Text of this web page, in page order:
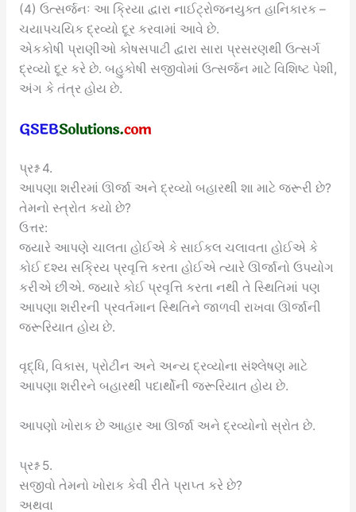
(4) ઉત્સર્જનઃ આ ક્રિયા દ્વારા નાઈટ્રોજનયુક્ત હાનિકારક –
ચયાપચયિક દ્રવ્યો દૂર કરવામાં આવે છે.
એકકોષી પ્રાણીઓ કોષસપાટી દ્વારા સારા પ્રસરણથી ઉત્સર્ગ
દ્રવ્યો દૂર કરે છે. બહુકોષી સજીવોમાં ઉત્સર્જન માટે વિશિષ્ટ પેશી,
અંગ કે તંત્ર હોય છે.
પ્રશ્ન 4.
આપણા શરીરમાં ઊર્જા અને દ્રવ્યો બહારથી શા માટે જરૂરી છે?
તેમનો સ્ત્રોત કયો છે?
ઉત્તર:
જ્યારે આપણે ચાલતા હોઈએ કે સાઈકલ ચલાવતા હોઈએ કે
કોઈ દશ્ય સક્રિય પ્રવૃત્તિ કરતા હોઈએ ત્યારે ઊર્જાનો ઉપયોગ
કરીએ છીએ. જ્યારે કોઈ પ્રવૃત્તિ કરતા નથી તે સ્થિતિમાં પણ
આપણા શરીરની પ્રવર્તમાન સ્થિતિને જાળવી રાખવા ઊર્જાની
જરૂરિયાત હોય છે.
વૃદ્ધિ, વિકાસ, પ્રોટીન અને અન્ય દ્રવ્યોના સંશ્લેષણ માટે
આપણા શરીરને બહારથી પદાર્થોની જરૂરિયાત હોય છે.
આપણો ખોરાક છે આહાર આ ઊર્જા અને દ્રવ્યોનો સ્રોત છે.
પ્રશ્ન 5.
સજીવો તેમનો ખોરાક કેવી રીતે પ્રાપ્ત કરે છે?
અથવા